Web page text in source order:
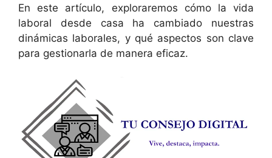
En este artículo, exploraremos cómo la vida
laboral desde casa ha cambiado nuestras
dinámicas laborales, y qué aspectos son clave
para gestionarla de manera eficaz.